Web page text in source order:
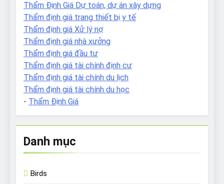
Thẩm Định Giá Dự toán, dự án xây dựng
Thẩm định giá trang thiết bị y tế
Thẩm định giá Xử lý nợ
Thẩm định giá nhà xưởng
Thẩm định giá đầu tư
Thẩm định giá tài chính định cư
Thẩm định giá tài chính du lịch
Thẩm định giá tài chính du học
- Thẩm Định Giá
Danh mục
Birds